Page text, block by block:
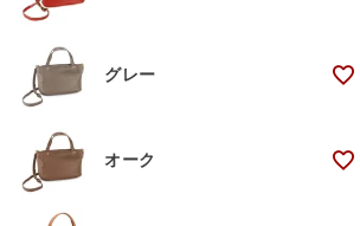
グレー
オーク